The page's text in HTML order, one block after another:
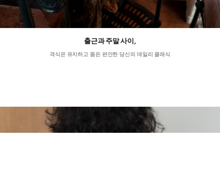
출근과 주말 사이,
격식은 유지하고 몸은 편안한 당신의 데일리 클래식